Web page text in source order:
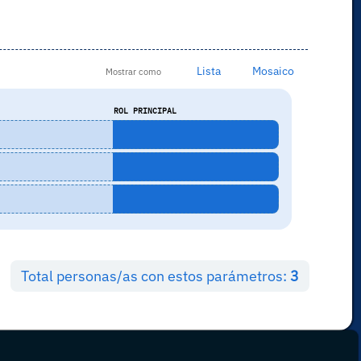
Mostrar como Lista Mosaico
ROL PRINCIPAL
Total personas/as con estos parámetros: 3